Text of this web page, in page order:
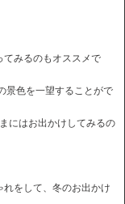
てみるのもオススメで
景色を一望することがで
にはお出かけしてみるの
をして、冬のお出かけ